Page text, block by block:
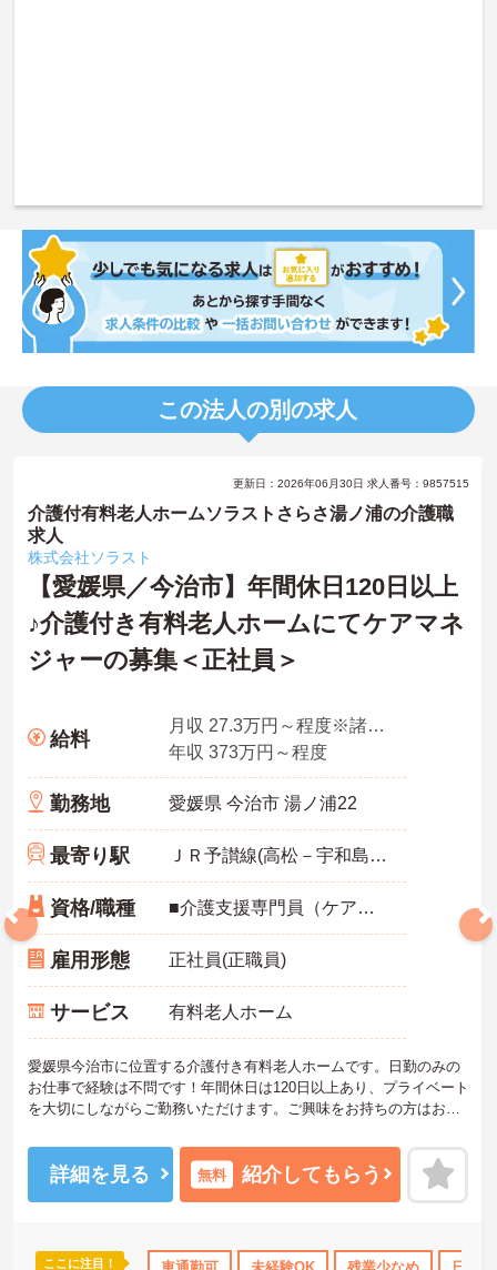
この法人の別の求人
更新日：2026年06月30日 求人番号：9857515
介護付有料老人ホームソラストさらさ湯ノ浦の介護職
求人
株式会社ソラスト
【愛媛県／今治市】年間休日120日以上
♪介護付き有料老人ホームにてケアマネ
ジャーの募集＜正社員＞
給料
月収 27.3万円～程度※諸手当込
年収 373万円～程度
勤務地 愛媛県 今治市 湯ノ浦22
最寄り駅 ＪＲ予讃線(高松－宇和島)「伊予桜井駅」バス・車9分
資格/職種 ■介護支援専門員（ケアマネジャー） ■経験不問 ■ブランク可
雇用形態 正社員(正職員)
サービス 有料老人ホーム
愛媛県今治市に位置する介護付き有料老人ホームです。日勤のみの
お仕事で経験は不問です！年間休日は120日以上あり、プライベート
を大切にしながらご勤務いただけます。ご興味をお持ちの方はお気
詳細を見る 無料 紹介してもらう
ここに注目！